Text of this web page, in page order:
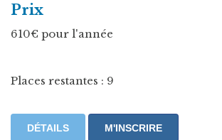
Prix
610€ pour l'année
Places restantes : 9
DÉTAILS M'INSCRIRE